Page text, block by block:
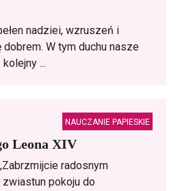
nadziei, wzruszeń i
W tym duchu nasze
...
NAUCZANIE PAPIESKIE
Leona XIV
radosnym
zwiastun pokoju do